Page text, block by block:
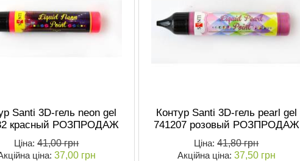
Santi 3D-гель neon gel
красный РОЗПРОДАЖ
Ціна:41,00 грн
ціна: 37,00 грн
Контур Santi 3D-гель pearl gel
741207 розовый РОЗПРОДАЖ
Ціна:41,80 грн
Акційна ціна: 37,50 грн